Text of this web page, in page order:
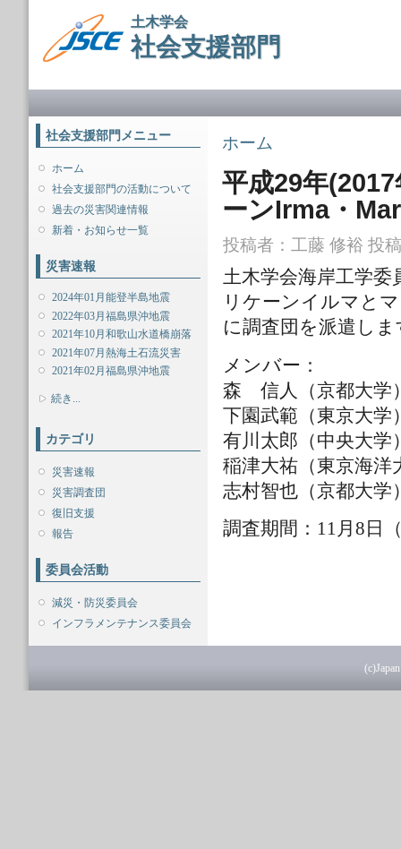
動
土木学会
社会支援部門
社会支援部門メニュー
ホーム
社会支援部門の活動について
過去の災害関連情報
新着・お知らせ一覧
災害速報
2024年01月能登半島地震
2022年03月福島県沖地震
2021年10月和歌山水道橋崩落
2021年07月熱海土石流災害
2021年02月福島県沖地震
表示
続き...
カテゴリ
災害速報
災害調査団
復旧支援
報告
委員会活動
減災・防災委員会
インフラメンテナンス委員会
現在地
ホーム
平成29年
ーンIrma・
投稿者： 工藤 修裕 投
土木学会海岸工学
リケーンイルマと
に調査団を派遣しま
メンバー：
森 信人（京都大学
下園武範（東京大学
有川太郎（中央大学
稲津大祐（東京海洋
志村智也（京都大学
調査期間：11月8日